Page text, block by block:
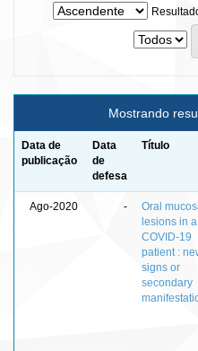
Mostrando
Data de
publicação
Data
de
defesa
Título
Ago-2020 -
Oral
lesions in a
COVID-19
patient :
signs or
secondary